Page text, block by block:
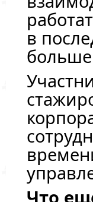
в
больше
Что